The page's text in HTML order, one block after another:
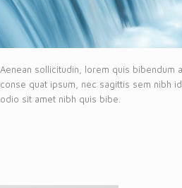
Aenean sollicitudin, lorem quis bibendum
conse quat ipsum, nec sagittis sem nibh
odio sit amet nibh quis bibe.